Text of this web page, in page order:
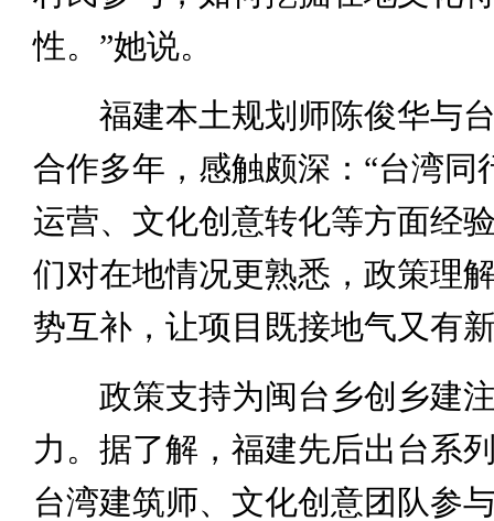
性。”她说。
福建本土规划师陈俊华与台
合作多年，感触颇深：“台湾同
运营、文化创意转化等方面经
们对在地情况更熟悉，政策理
势互补，让项目既接地气又有
政策支持为闽台乡创乡建注
力。据了解，福建先后出台系
台湾建筑师、文化创意团队参